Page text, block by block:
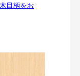
目柄をお